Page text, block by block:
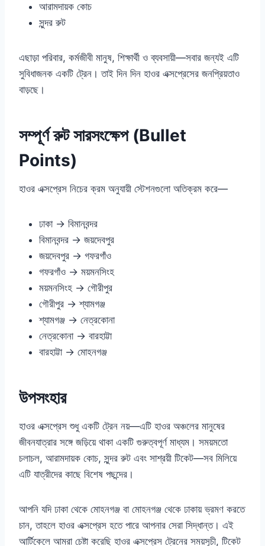
আরামদায়ক কোচ
সুন্দর রুট
এছাড়া পরিবার, কর্মজীবী মানুষ, শিক্ষার্থী ও ব্যবসায়ী—সবার জন্যই এটি
সুবিধাজনক একটি ট্রেন। তাই দিন দিন হাওর এক্সপ্রেসের জনপ্রিয়তাও
বাড়ছে।
সম্পূর্ণ রুট সারসংক্ষেপ (Bullet
Points)
হাওর এক্সপ্রেস নিচের ক্রম অনুযায়ী স্টেশনগুলো অতিক্রম করে—
ঢাকা → বিমানবন্দর
বিমানবন্দর → জয়দেবপুর
জয়দেবপুর → গফরগাঁও
গফরগাঁও → ময়মনসিংহ
ময়মনসিংহ → গৌরীপুর
গৌরীপুর → শ্যামগঞ্জ
শ্যামগঞ্জ → নেত্রকোনা
নেত্রকোনা → বারহাট্টা
বারহাট্টা → মোহনগঞ্জ
উপসংহার
হাওর এক্সপ্রেস শুধু একটি ট্রেন নয়—এটি হাওর অঞ্চলের মানুষের
জীবনযাত্রার সঙ্গে জড়িয়ে থাকা একটি গুরুত্বপূর্ণ মাধ্যম। সময়মতো
চলাচল, আরামদায়ক কোচ, সুন্দর রুট এবং সাশ্রয়ী টিকেট—সব মিলিয়ে
এটি যাত্রীদের কাছে বিশেষ পছন্দের।
আপনি যদি ঢাকা থেকে মোহনগঞ্জ বা মোহনগঞ্জ থেকে ঢাকায় ভ্রমণ করতে
চান, তাহলে হাওর এক্সপ্রেস হতে পারে আপনার সেরা সিদ্ধান্ত। এই
আর্টিকেলে আমরা চেষ্টা করেছি হাওর এক্সপ্রেস ট্রেনের সময়সূচী, টিকেট